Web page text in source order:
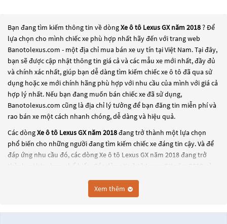
Bạn đang tìm kiếm thông tin về dòngXe ô tô Lexus GX năm 2018? Để
lựa chọn cho mình chiếc xe phù hợp nhất hãy đến với trang web
Banotolexus.com - một địa chỉ mua bán xe uy tín tại Việt Nam. Tại đây,
bạn sẽ được cập nhật thông tin giá cả và các mẫu xe mới nhất, đầy đủ
và chính xác nhất, giúp bạn dễ dàng tìm kiếm chiếc xe ô tô đã qua sử
dụng hoặc xe mới chính hãng phù hợp với nhu cầu của mình với giá cả
hợp lý nhất. Nếu bạn đang muốn bán chiếc xe đã sử dụng,
Banotolexus.com cũng là địa chỉ lý tưởng để bạn đăng tin miễn phí và
rao bán xe một cách nhanh chóng, dễ dàng và hiệu quả.
Các dòngXe ô tô Lexus GX năm 2018đang trở thành một lựa chọn
phổ biến cho những người đang tìm kiếm chiếc xe đáng tin cậy. Và để
đáp ứng nhu cầu đó, các dòngXe ô tô Lexus GX năm 2018đang trở
thành sự lựa chọn phổ biến. Các dòng
này
mới với thiết kế hiện đại và công nghệ tiên tiến. Các dòng
này đều được kiểm tra và bảo dưỡng kỹ lưỡng để đảm
bảo chất lượng và hiệu suất tốt nhất. Nếu bạn đang tìm kiếm một
Xem thêm